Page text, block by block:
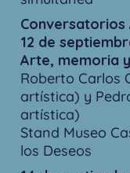
Conversatorios
12 de
Arte, memoria
Roberto Carlos
artística) y
artística)
Stand Museo
los Deseos